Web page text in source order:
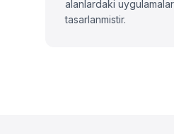
alanlardaki
tasarlanmistir.